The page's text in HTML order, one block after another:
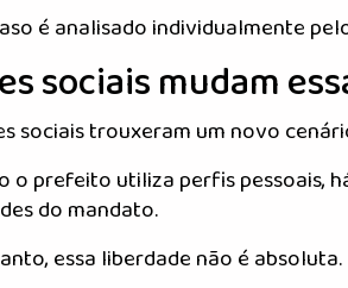
é analisado individualmente
sociais mudam
sociais trouxeram um novo
o prefeito utiliza perfis pessoais,
do mandato.
essa liberdade não é absoluta.